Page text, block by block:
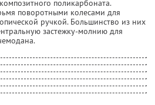
поликарбоната.
поворотными колесами для
ручкой. Большинство из них
застежку-молнию для